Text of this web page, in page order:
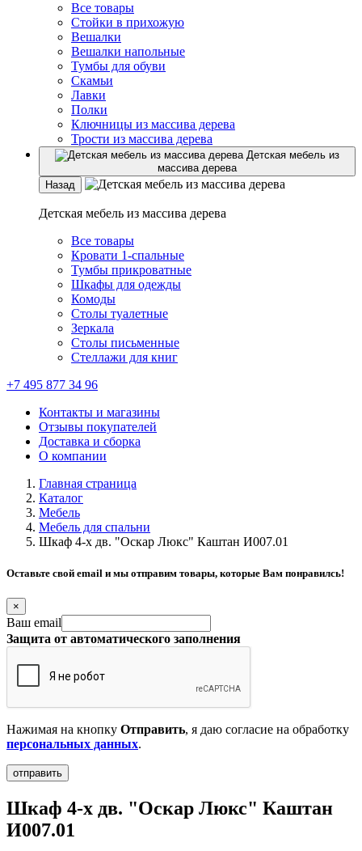
Все товары
Стойки в прихожую
Вешалки
Вешалки напольные
Тумбы для обуви
Скамьи
Лавки
Полки
Ключницы из массива дерева
Трости из массива дерева
Детская мебель из
массива дерева
Назад
Детская мебель из массива дерева
Все товары
Кровати 1-спальные
Тумбы прикроватные
Шкафы для одежды
Комоды
Столы туалетные
Зеркала
Столы письменные
Стеллажи для книг
+7 495 877 34 96
Контакты и магазины
Отзывы покупателей
Доставка и сборка
О компании
Главная страница
Каталог
Мебель
Мебель для спальни
Шкаф 4-х дв. "Оскар Люкс" Каштан И007.01
Оставьте свой email и мы отправим товары, которые Вам понравилсь!
×
Ваш email
Защита от автоматического заполнения
Нажимая на кнопку Отправить, я даю согласие на обработку
персональных данных.
Шкаф 4-х дв. "Оскар Люкс" Каштан
И007.01